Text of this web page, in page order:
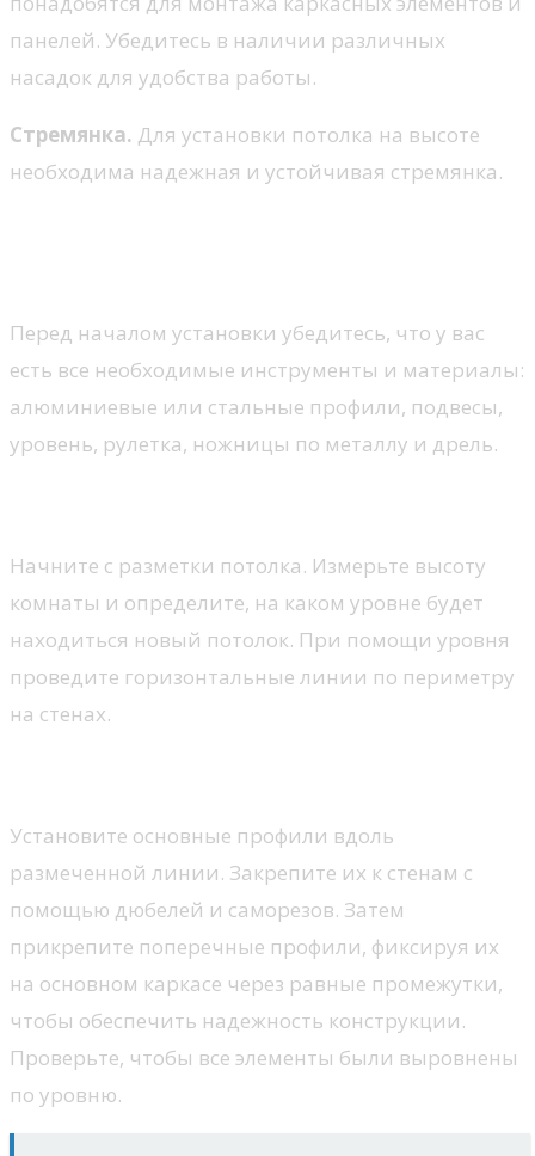
панелей. Убедитесь в наличии различных
насадок для удобства работы.
Стремянка. Для установки потолка на высоте
необходима надежная и устойчивая стремянка.
Перед началом установки убедитесь, что у вас
есть все необходимые инструменты и материалы:
алюминиевые или стальные профили, подвесы,
уровень, рулетка, ножницы по металлу и дрель.
Начните с разметки потолка. Измерьте высоту
комнаты и определите, на каком уровне будет
находиться новый потолок. При помощи уровня
проведите горизонтальные линии по периметру
на стенах.
Установите основные профили вдоль
размеченной линии. Закрепите их к стенам с
помощью дюбелей и саморезов. Затем
прикрепите поперечные профили, фиксируя их
на основном каркасе через равные промежутки,
чтобы обеспечить надежность конструкции.
Проверьте, чтобы все элементы были выровнены
по уровню.